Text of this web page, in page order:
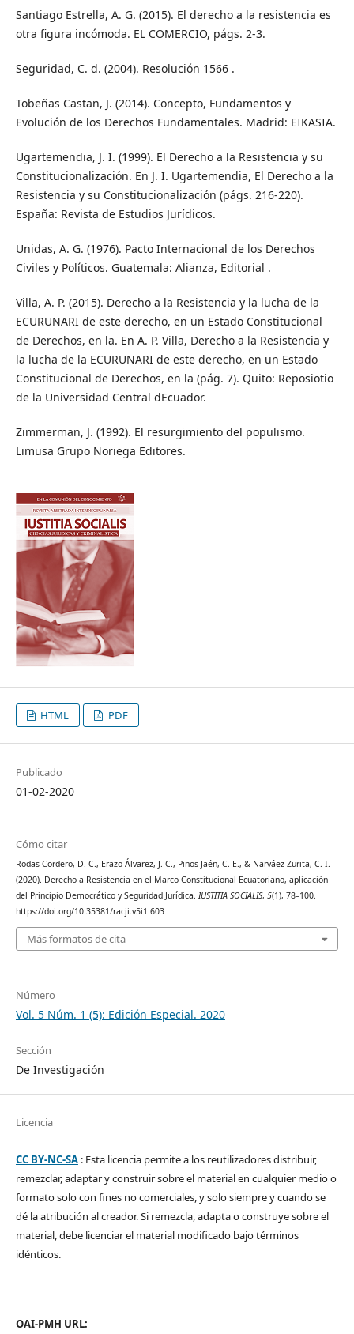
Santiago Estrella, A. G. (2015). El derecho a la resistencia es
otra figura incómoda. EL COMERCIO, págs. 2-3.
Seguridad, C. d. (2004). Resolución 1566 .
Tobeñas Castan, J. (2014). Concepto, Fundamentos y
Evolución de los Derechos Fundamentales. Madrid: EIKASIA.
Ugartemendia, J. I. (1999). El Derecho a la Resistencia y su
Constitucionalización. En J. I. Ugartemendia, El Derecho a la
Resistencia y su Constitucionalización (págs. 216-220).
España: Revista de Estudios Jurídicos.
Unidas, A. G. (1976). Pacto Internacional de los Derechos
Civiles y Políticos. Guatemala: Alianza, Editorial .
Villa, A. P. (2015). Derecho a la Resistencia y la lucha de la
ECURUNARI de este derecho, en un Estado Constitucional
de Derechos, en la. En A. P. Villa, Derecho a la Resistencia y
la lucha de la ECURUNARI de este derecho, en un Estado
Constitucional de Derechos, en la (pág. 7). Quito: Reposiotio
de la Universidad Central dEcuador.
Zimmerman, J. (1992). El resurgimiento del populismo.
Limusa Grupo Noriega Editores.
HTML PDF
Publicado
01-02-2020
Cómo citar
Rodas-Cordero, D. C., Erazo-Álvarez, J. C., Pinos-Jaén, C. E., & Narváez-Zurita, C. I.
(2020). Derecho a Resistencia en el Marco Constitucional Ecuatoriano, aplicación
del Principio Democrático y Seguridad Jurídica. IUSTITIA SOCIALIS, 5(1), 78–100.
https://doi.org/10.35381/racji.v5i1.603
Más formatos de cita
Número
Vol. 5 Núm. 1 (5): Edición Especial. 2020
Sección
De Investigación
Licencia
CC BY-NC-SA: Esta licencia permite a los reutilizadores distribuir,
remezclar, adaptar y construir sobre el material en cualquier medio o
formato solo con fines no comerciales, y solo siempre y cuando se
dé la atribución al creador. Si remezcla, adapta o construye sobre el
material, debe licenciar el material modificado bajo términos
idénticos.
OAI-PMH URL: